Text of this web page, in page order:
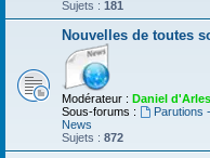
Sujets : 181
Nouvelles de toutes
Modérateur : Daniel d'Arles
Sous-forums :
Parutions
News
Sujets : 872